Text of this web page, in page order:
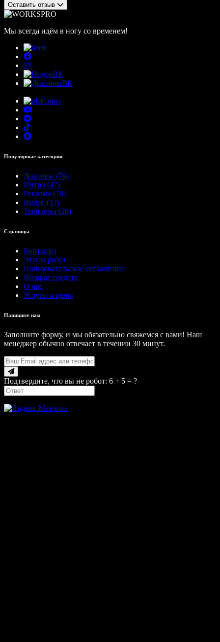
Оставить отзыв
Мы всегда идём в ногу со временем!
Популярные категории
Дикторы (76)
Интро (47)
Реклама (70)
Видео (12)
Трейлеры (28)
Страницы
Контакты
Этапы работ
Пользовательское соглашение
Возврат средств
О нас
Услуги и цены
Напишите нам
Заполните форму, и мы обязательно свяжемся с вами! Наш
менеджер обычно отвечает в течении 30 минут.
Подтвердите, что вы не робот: 6 + 5 = ?